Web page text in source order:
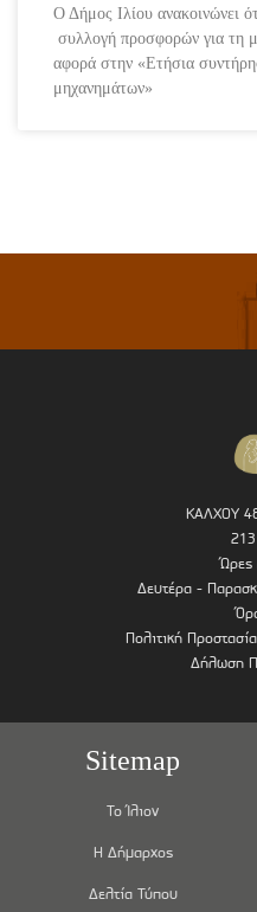
Ο Δήμος Ιλίου ανακοινώνει
συλλογή προσφορών για τη
αφορά στην «Ετήσια
μηχανημάτων»
ΚΑΛΧΟΥ
Ώρες
Δευτέρα -
Πολιτική
Δήλωση
Sitemap
Το Ίλιον
Η Δήμαρχος
Δελτία Τύπου